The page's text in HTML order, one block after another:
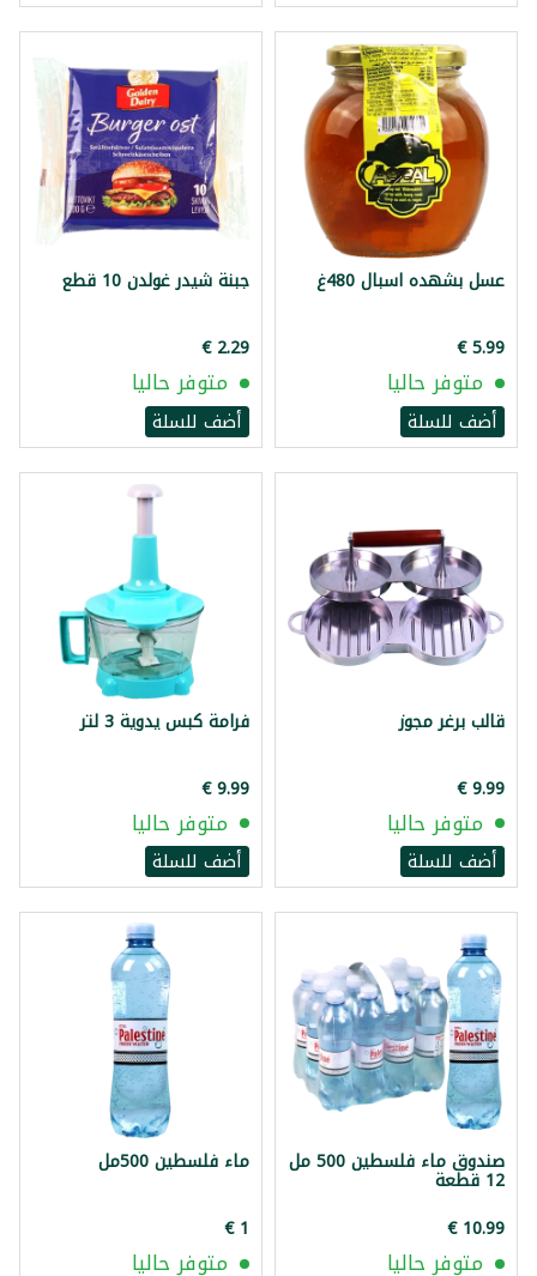
عسل بشهده اسبال 480غ
متوفر حاليا
أضف للسلة
جبنة شيدر غولدن 10 قطع
متوفر حاليا
أضف للسلة
قالب برغر مجوز
متوفر حاليا
أضف للسلة
فرامة كبس يدوية 3 لتر
متوفر حاليا
أضف للسلة
صندوق ماء فلسطين 500 مل
12 قطعة
متوفر حاليا
ماء فلسطين 500مل
متوفر حاليا